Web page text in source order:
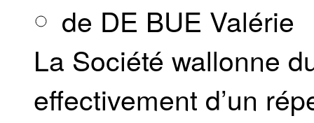
de DE BUE Valérie
La Société wallonne
effectivement d’un